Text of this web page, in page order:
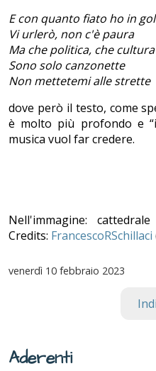
E con quanto fiato ho in
Vi urlerò, non c'è paura
Ma che politica, che cultura
Sono solo canzonette
Non mettetemi alle strette
dove però il testo, come
è molto più profondo e
musica vuol far credere.
Nell'immagine:
Credits: FrancescoRSchillaci
venerdì 10 febbraio 2023
Aderenti